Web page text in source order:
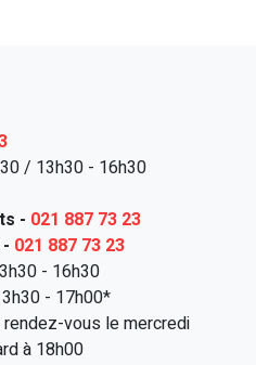
/ 13h30 - 16h30
- 021 887 73 23
021 887 73 23
- 16h30
- 17h00*
vous le mercredi
à 18h00